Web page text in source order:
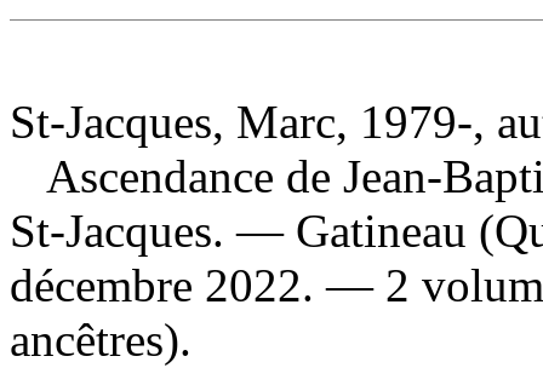
St-Jacques, Marc, 1979-,
Ascendance de Jean-
St-Jacques. — Gatineau
décembre 2022. — 2
ancêtres).